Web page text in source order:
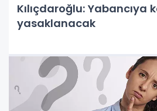
Kılıçdaroğlu: Yabancıya
yasaklanacak